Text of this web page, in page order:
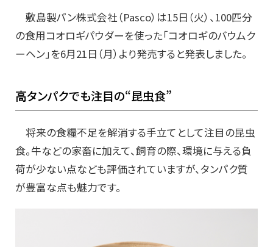
敷島製パン株式会社（Pasco）は15日（火）、100匹分
の食用コオロギパウダーを使った「コオロギのバウムク
ーヘン」を6月21日（月）より発売すると発表しました。
高タンパクでも注目の“昆虫食”
将来の食糧不足を解消する手立てとして注目の昆虫
食。牛などの家畜に加えて、飼育の際、環境に与える負
荷が少ない点なども評価されていますが、タンパク質
が豊富な点も魅力です。